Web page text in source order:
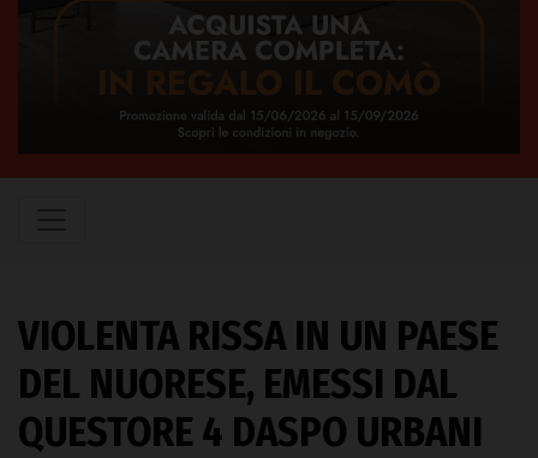
VIOLENTA RISSA IN UN PAESE
DEL NUORESE, EMESSI DAL
QUESTORE 4 DASPO URBANI